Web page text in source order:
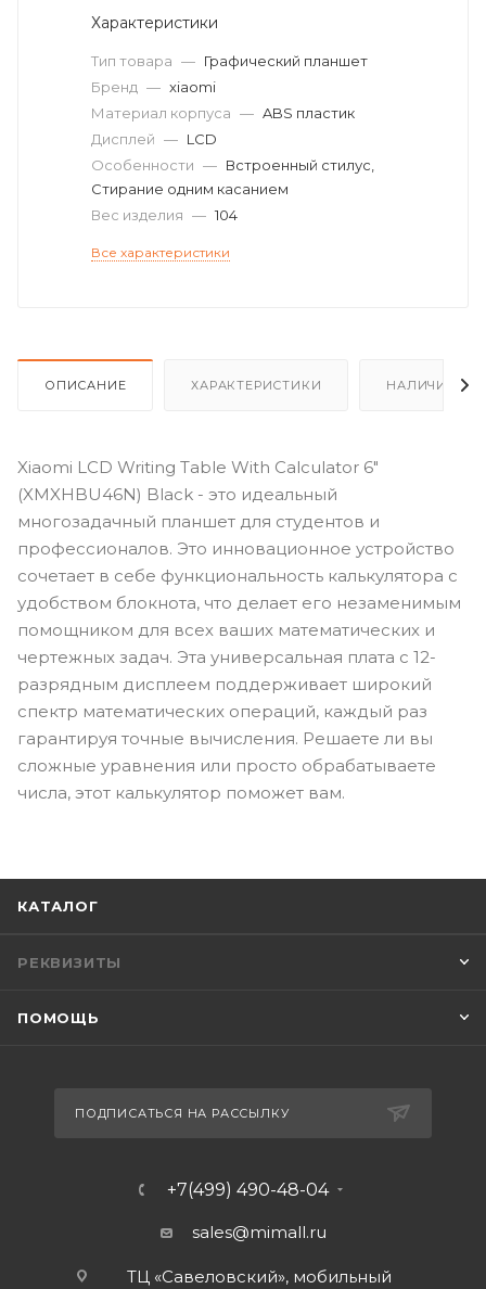
Характеристики
Тип товара — Графический планшет
Бренд — xiaomi
Материал корпуса — ABS пластик
Дисплей — LCD
Особенности — Встроенный стилус,
Стирание одним касанием
Вес изделия — 104
Все характеристики
ОПИСАНИЕ ХАРАКТЕРИСТИКИ НАЛИЧИЕ
Xiaomi LCD Writing Table With Calculator 6"
(XMXHBU46N) Black - это идеальный
многозадачный планшет для студентов и
профессионалов. Это инновационное устройство
сочетает в себе функциональность калькулятора с
удобством блокнота, что делает его незаменимым
помощником для всех ваших математических и
чертежных задач. Эта универсальная плата с 12-
разрядным дисплеем поддерживает широкий
спектр математических операций, каждый раз
гарантируя точные вычисления. Решаете ли вы
сложные уравнения или просто обрабатываете
числа, этот калькулятор поможет вам.
КАТАЛОГ
РЕКВИЗИТЫ
ПОМОЩЬ
ПОДПИСАТЬСЯ НА РАССЫЛКУ
+7(499) 490-48-04
sales@mimall.ru
ТЦ «Савеловский», мобильный